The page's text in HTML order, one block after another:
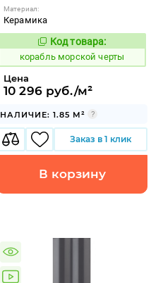
Материал:
Керамика
773245
Код товара:
корабль морской черты
Цена
10 296 руб./м²
НАЛИЧИЕ: 1.85 М²
Заказ в 1 клик
В корзину